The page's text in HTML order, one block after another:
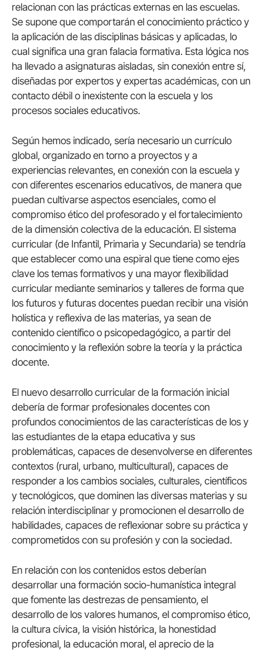
relacionan con las prácticas externas en las escuelas.
Se supone que comportarán el conocimiento práctico y
la aplicación de las disciplinas básicas y aplicadas, lo
cual significa una gran falacia formativa. Esta lógica nos
ha llevado a asignaturas aisladas, sin conexión entre sí,
diseñadas por expertos y expertas académicas, con un
contacto débil o inexistente con la escuela y los
procesos sociales educativos.
Según hemos indicado, sería necesario un currículo
global, organizado en torno a proyectos y a
experiencias relevantes, en conexión con la escuela y
con diferentes escenarios educativos, de manera que
puedan cultivarse aspectos esenciales, como el
compromiso ético del profesorado y el fortalecimiento
de la dimensión colectiva de la educación. El sistema
curricular (de Infantil, Primaria y Secundaria) se tendría
que establecer como una espiral que tiene como ejes
clave los temas formativos y una mayor flexibilidad
curricular mediante seminarios y talleres de forma que
los futuros y futuras docentes puedan recibir una visión
holística y reflexiva de las materias, ya sean de
contenido científico o psicopedagógico, a partir del
conocimiento y la reflexión sobre la teoría y la práctica
docente.
El nuevo desarrollo curricular de la formación inicial
debería de formar profesionales docentes con
profundos conocimientos de las características de los y
las estudiantes de la etapa educativa y sus
problemáticas, capaces de desenvolverse en diferentes
contextos (rural, urbano, multicultural), capaces de
responder a los cambios sociales, culturales, científicos
y tecnológicos, que dominen las diversas materias y su
relación interdisciplinar y promocionen el desarrollo de
habilidades, capaces de reflexionar sobre su práctica y
comprometidos con su profesión y con la sociedad.
En relación con los contenidos estos deberían
desarrollar una formación socio-humanística integral
que fomente las destrezas de pensamiento, el
desarrollo de los valores humanos, el compromiso ético,
la cultura cívica, la visión histórica, la honestidad
profesional, la educación moral, el aprecio de la